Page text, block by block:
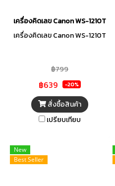
เครื่องคิดเลข Canon WS-1210T
เครื่องคิดเลข Canon WS-1210T
฿799
฿639 -20%
สั่งซื้อสินค้า
เปรียบเทียบ
New
Best Seller